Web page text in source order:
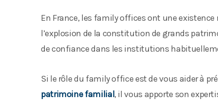
En France, les family offices ont une
l’explosion de la constitution de grands
de confiance dans les institutions
Si le rôle du family office est de vous aider à
patrimoine familial, il vous apporte son